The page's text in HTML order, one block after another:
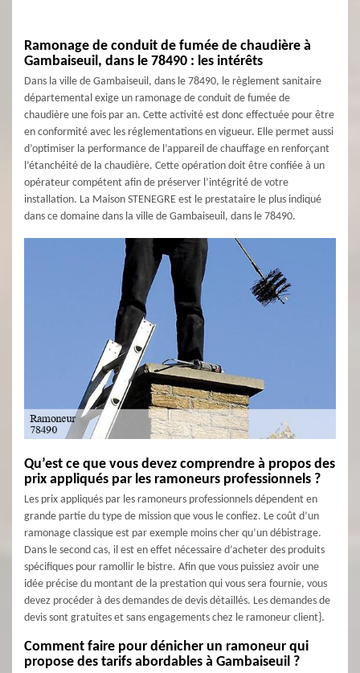
Ramonage de conduit de fumée de chaudière à
Gambaiseuil, dans le 78490 : les intérêts
Dans la ville de Gambaiseuil, dans le 78490, le règlement sanitaire
départemental exige un ramonage de conduit de fumée de
chaudière une fois par an. Cette activité est donc effectuée pour être
en conformité avec les réglementations en vigueur. Elle permet aussi
d’optimiser la performance de l’appareil de chauffage en renforçant
l’étanchéité de la chaudière. Cette opération doit être confiée à un
opérateur compétent afin de préserver l’intégrité de votre
installation. La Maison STENEGRE est le prestataire le plus indiqué
dans ce domaine dans la ville de Gambaiseuil, dans le 78490.
Qu’est ce que vous devez comprendre à propos des
prix appliqués par les ramoneurs professionnels ?
Les prix appliqués par les ramoneurs professionnels dépendent en
grande partie du type de mission que vous le confiez. Le coût d’un
ramonage classique est par exemple moins cher qu’un débistrage.
Dans le second cas, il est en effet nécessaire d’acheter des produits
spécifiques pour ramollir le bistre. Afin que vous puissiez avoir une
idée précise du montant de la prestation qui vous sera fournie, vous
devez procéder à des demandes de devis détaillés. Les demandes de
devis sont gratuites et sans engagements chez le ramoneur client}.
Comment faire pour dénicher un ramoneur qui
propose des tarifs abordables à Gambaiseuil ?